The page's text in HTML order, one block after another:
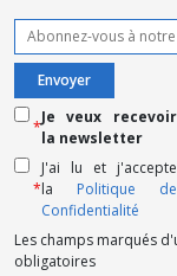
Les champs marqués
obligatoires
*
Je veux recevoir
la newsletter
*
J'ai lu et j'accepte
la Politique de
Confidentialité